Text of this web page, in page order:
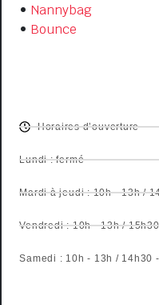
• Nannybag
• Bounce
Horaires d’ouverture
Lundi : fermé
Mardi à jeudi : 10h - 13h /
Vendredi : 10h - 13h /
Samedi : 10h - 13h / 14h30